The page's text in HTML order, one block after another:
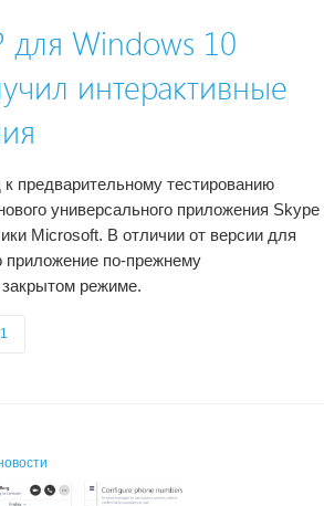
для Windows 10
интерактивные
предварительному тестированию
универсального приложения Skype
Microsoft. В отличии от версии для
приложение по-прежнему
режиме.
1